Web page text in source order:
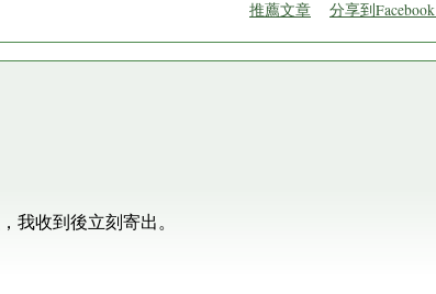
推薦文章 分享到Facebook
我收到後立刻寄出。